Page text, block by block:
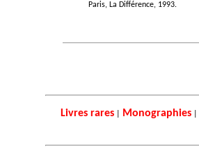
Paris, La Différence, 1993.
Livres rares| Monographies|